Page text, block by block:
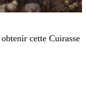
cette Cuirasse